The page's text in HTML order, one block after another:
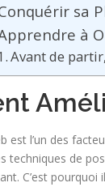
sa
à
Avant de
est l’un des
techniques de
C’est